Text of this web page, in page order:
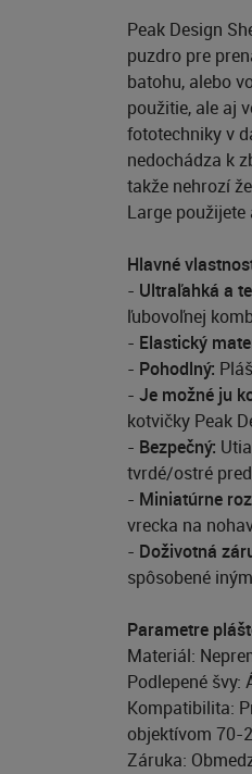
Peak Design
puzdro pre
batohu, alebo
použitie, ale aj
fototechniky v
nedochádza k
takže nehrozí
Large
Hlavné
- Ultraľahká a
ľubovoľnej
- Elastický
- Pohodlný:
- Je možné ju
kotvičky Peak
- Bezpečný:
tvrdé/ostré
- Miniatúrne
vrecka na
- Doživotná
spôsobené
Parametre
Materiál:
Podlepené švy:
Kompatibilita:
objektívom 70-
Záruka: